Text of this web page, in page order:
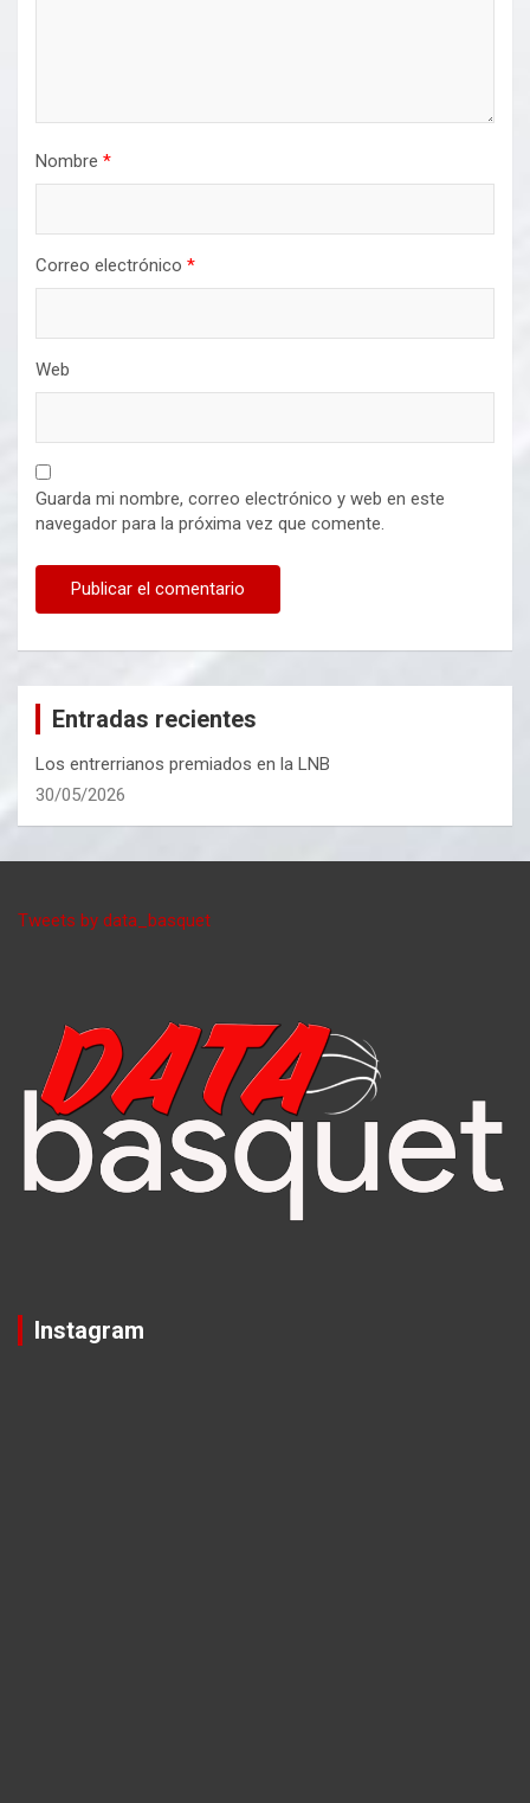
Nombre *
Correo electrónico *
Web
Guarda mi nombre, correo electrónico y web en este
navegador para la próxima vez que comente.
Entradas recientes
Los entrerrianos premiados en la LNB
30/05/2026
Tweets by data_basquet
Instagram